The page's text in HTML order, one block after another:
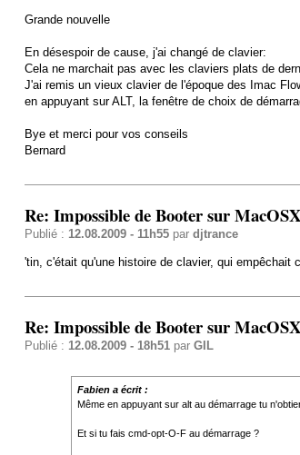
Grande nouvelle
En désespoir de cause, j'ai changé de clavier:
Cela ne marchait pas avec les claviers plats de
J'ai remis un vieux clavier de l'époque des Imac
en appuyant sur ALT, la fenêtre de choix de
Bye et merci pour vos conseils
Bernard
Re: Impossible de Booter sur MacOSX
Publié : 12.08.2009 - 11h55par djtrance
'tin, c'était qu'une histoire de clavier, qui empêchait
Re: Impossible de Booter sur MacOSX
Publié : 12.08.2009 - 18h51par GIL
Fabien a écrit :
Même en appuyant sur alt au démarrage tu
Et si tu fais cmd-opt-O-F au démarrage ?